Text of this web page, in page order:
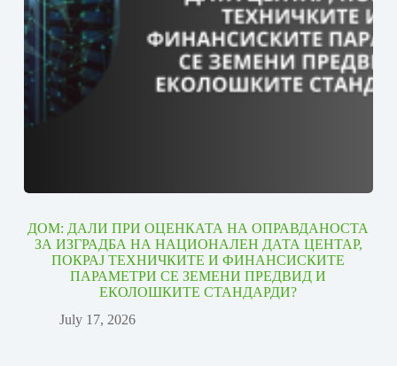
ДОМ: ДАЛИ ПРИ ОЦЕНКАТА НА ОПРАВДАНОСТА
ЗА ИЗГРАДБА НА НАЦИОНАЛЕН ДАТА ЦЕНТАР,
ПОКРАЈ ТЕХНИЧКИТЕ И ФИНАНСИСКИТЕ
ПАРАМЕТРИ СЕ ЗЕМЕНИ ПРЕДВИД И
ЕКОЛОШКИТЕ СТАНДАРДИ?
July 17, 2026